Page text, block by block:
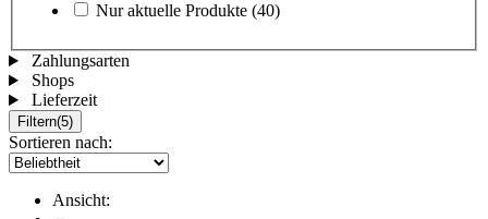
Nur aktuelle Produkte (40)
Zahlungsarten
Shops
Lieferzeit
Filtern(5)
Sortieren nach:
Ansicht: